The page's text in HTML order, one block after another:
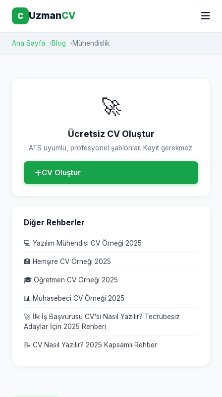
C UzmanCV
Ana Sayfa Blog Mühendislik
🚀
Ücretsiz CV Oluştur
ATS uyumlu, profesyonel şablonlar. Kayıt gerekmez.
CV Oluştur
Diğer Rehberler
💻 Yazılım Mühendisi CV Örneği 2025
🏥 Hemşire CV Örneği 2025
🎓 Öğretmen CV Örneği 2025
📊 Muhasebeci CV Örneği 2025
🚀 İlk İş Başvurusu CV'si Nasıl Yazılır? Tecrübesiz
Adaylar İçin 2025 Rehberi
📝 CV Nasıl Yazılır? 2025 Kapsamlı Rehber